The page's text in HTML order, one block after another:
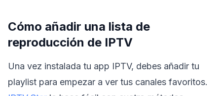
Cómo añadir una lista de
reproducción de IPTV
Una vez instalada tu app IPTV, debes añadir tu
playlist para empezar a ver tus canales favoritos.